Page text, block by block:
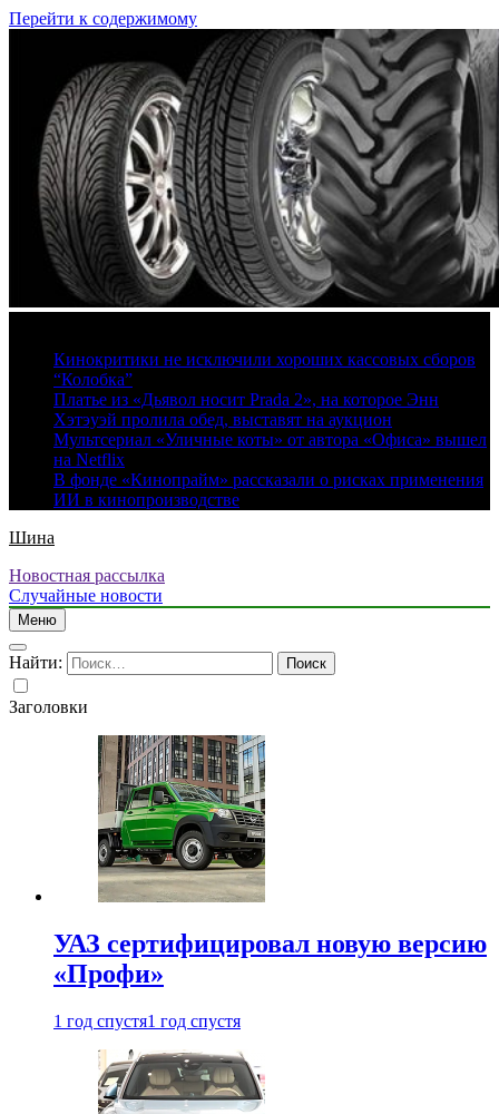
Перейти к содержимому
Кинокритики не исключили хороших кассовых сборов
“Колобка”
Платье из «Дьявол носит Prada 2», на которое Энн
Хэтэуэй пролила обед, выставят на аукцион
Мультсериал «Уличные коты» от автора «Офиса» вышел
на Netflix
В фонде «Кинопрайм» рассказали о рисках применения
ИИ в кинопроизводстве
Шина
Новостная рассылка
Случайные новости
Меню
Найти:
Заголовки
УАЗ сертифицировал новую версию
«Профи»
1 год спустя1 год спустя